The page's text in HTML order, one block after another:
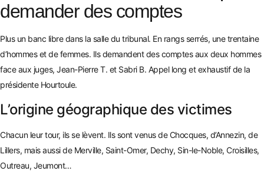
demander des comptes
Plus un banc libre dans la salle du tribunal. En rangs serrés, une trentaine
d’hommes et de femmes. Ils demandent des comptes aux deux hommes
face aux juges, Jean-Pierre T. et Sabri B. Appel long et exhaustif de la
présidente Hourtoule.
L’origine géographique des victimes
Chacun leur tour, ils se lèvent. Ils sont venus de Chocques, d’Annezin, de
Lillers, mais aussi de Merville, Saint-Omer, Dechy, Sin-le-Noble, Croisilles,
Outreau, Jeumont…